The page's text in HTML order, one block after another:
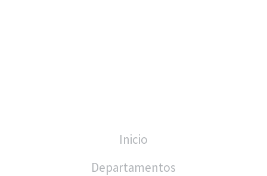
Inicio
Departamentos